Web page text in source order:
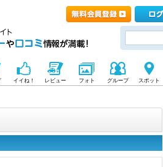
イイね！ レビュー フォト グループ スポット